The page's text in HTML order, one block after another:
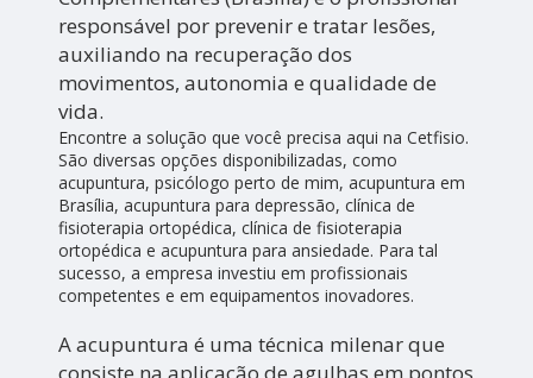
responsável por prevenir e tratar lesões,
auxiliando na recuperação dos
movimentos, autonomia e qualidade de
vida.
Encontre a solução que você precisa aqui na Cetfisio.
São diversas opções disponibilizadas, como
acupuntura, psicólogo perto de mim, acupuntura em
Brasília, acupuntura para depressão, clínica de
fisioterapia ortopédica, clínica de fisioterapia
ortopédica e acupuntura para ansiedade. Para tal
sucesso, a empresa investiu em profissionais
competentes e em equipamentos inovadores.
A acupuntura é uma técnica milenar que